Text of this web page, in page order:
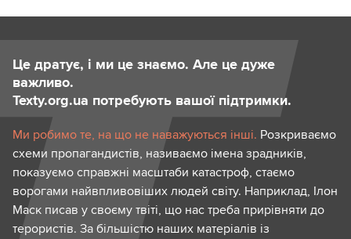
Це дратує, і ми це знаємо. Але це дуже
важливо.
Texty.org.ua потребують вашої підтримки.
Ми робимо те, на що не наважуються інші. Розкриваємо
схеми пропагандистів, називаємо імена зрадників,
показуємо справжні масштаби катастроф, стаємо
ворогами найвпливовіших людей світу. Наприклад, Ілон
Маск писав у своєму твіті, що нас треба прирівняти до
терористів. За більшістю наших матеріалів із